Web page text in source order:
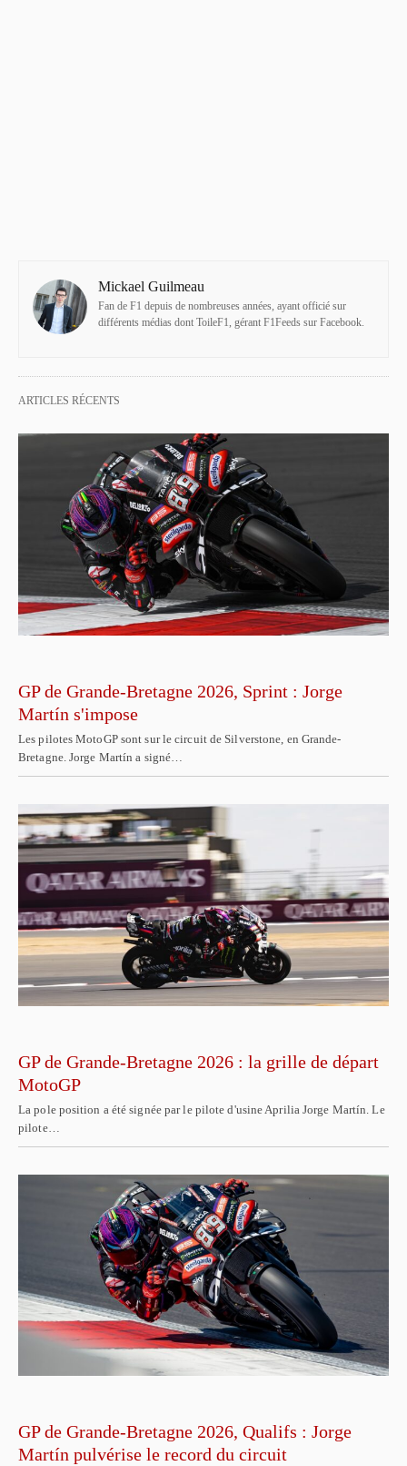
Mickael Guilmeau
Fan de F1 depuis de nombreuses années, ayant officié sur
différents médias dont ToileF1, gérant F1Feeds sur Facebook.
ARTICLES RÉCENTS
GP de Grande-Bretagne 2026, Sprint : Jorge
Martín s'impose
Les pilotes MotoGP sont sur le circuit de Silverstone, en Grande-
Bretagne. Jorge Martín a signé…
GP de Grande-Bretagne 2026 : la grille de départ
MotoGP
La pole position a été signée par le pilote d'usine Aprilia Jorge Martín. Le
pilote…
GP de Grande-Bretagne 2026, Qualifs : Jorge
Martín pulvérise le record du circuit